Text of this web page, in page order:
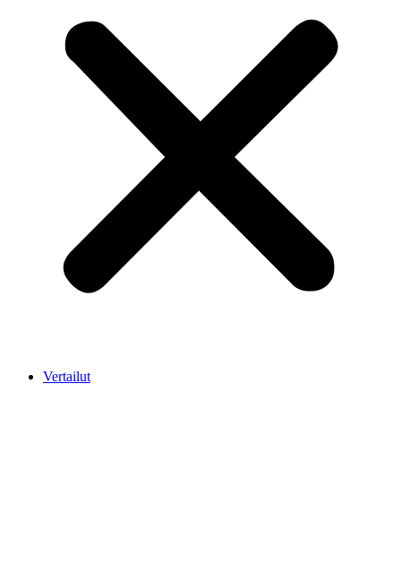
Vertailut